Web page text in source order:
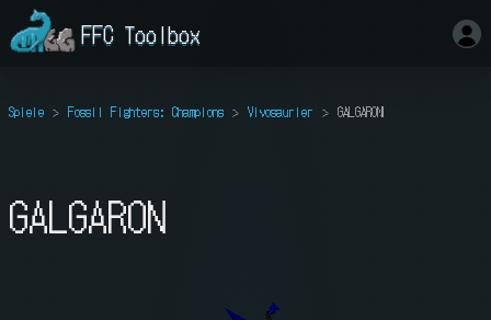
FFC Toolbox
Spiele Fossil Fighters: Champions Vivosaurier GALGARON
GALGARON